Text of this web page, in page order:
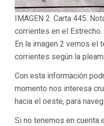
IMAGEN 2. Carta 445.
corrientes en el Estrecho.
En la imagen 2 vemos el
corrientes según la
Con esta información
momento nos interesa
hacia el oeste, para
Si no tenemos en cuenta